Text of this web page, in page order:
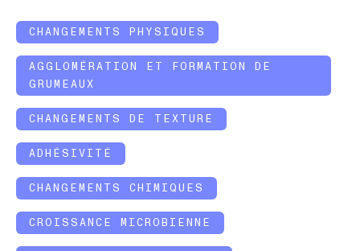
CHANGEMENTS PHYSIQUES
AGGLOMÉRATION ET FORMATION DE
GRUMEAUX
CHANGEMENTS DE TEXTURE
ADHÉSIVITÉ
CHANGEMENTS CHIMIQUES
CROISSANCE MICROBIENNE